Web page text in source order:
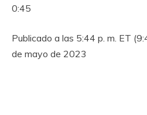
0:45
Publicado a las 5:44 p. m. ET
de mayo de 2023